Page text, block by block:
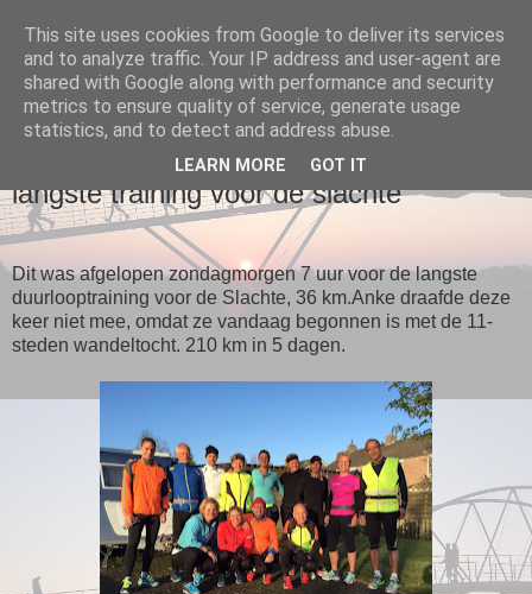
Loopgroep Wommels
langste training voor de slachte
Dit was afgelopen zondagmorgen 7 uur voor de langste
duurlooptraining voor de Slachte, 36 km.Anke draafde deze
keer niet mee, omdat ze vandaag begonnen is met de 11-
steden wandeltocht. 210 km in 5 dagen.
This site uses cookies from Google to deliver its services
and to analyze traffic. Your IP address and user-agent are
shared with Google along with performance and security
metrics to ensure quality of service, generate usage
statistics, and to detect and address abuse.
LEARN MORE GOT IT